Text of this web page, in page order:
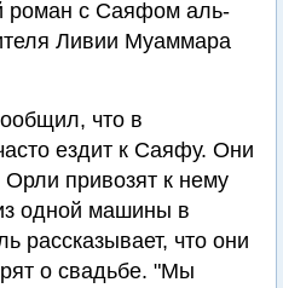
роман с Саяфом аль-
Ливии Муаммара
что в
ездит к Саяфу. Они
привозят к нему
одной машины в
рассказывает, что они
о свадьбе. "Мы